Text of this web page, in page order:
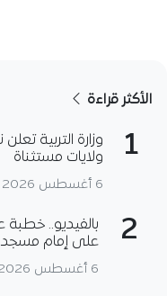
الأكثر قراءة
1
ولايات مستثناة
6 أغسطس 2026
2
بالفيديو.. خطبة
على إمام مسجد
6 أغسطس 2026